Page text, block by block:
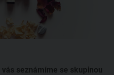
vás seznámíme se skupinou